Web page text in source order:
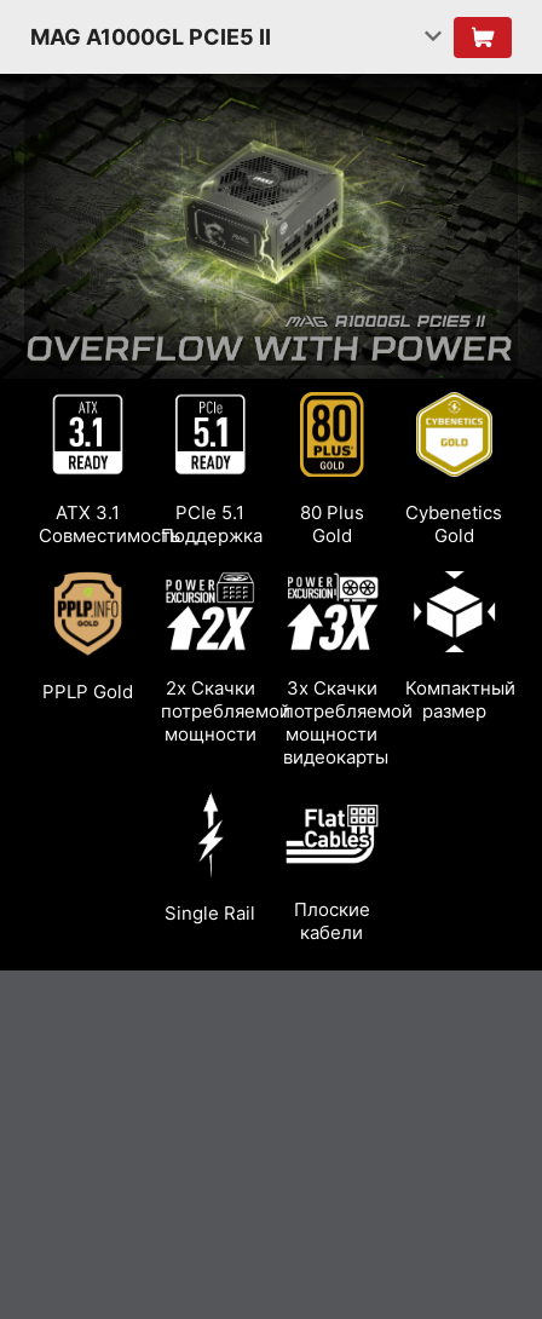
MAG A1000GL PCIE5 II
ATX 3.1
Совместимость
PCIe 5.1
Поддержка
80 Plus
Gold
Cybenetics
Gold
PPLP Gold
2x Скачки
потребляемой
мощности
3x Скачки
потребляемой
мощности
видеокарты
Компактный
размер
Single Rail
Плоские
кабели